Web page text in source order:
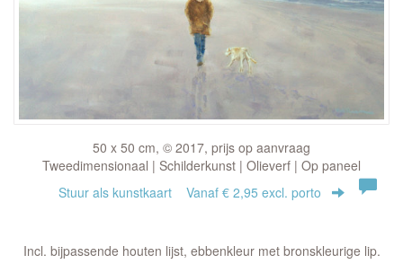
50 x 50 cm, © 2017, prijs op aanvraag
Tweedimensionaal | Schilderkunst | Olieverf | Op paneel
Stuur als kunstkaart Vanaf € 2,95 excl. porto
Incl. bijpassende houten lijst, ebbenkleur met bronskleurige lip.